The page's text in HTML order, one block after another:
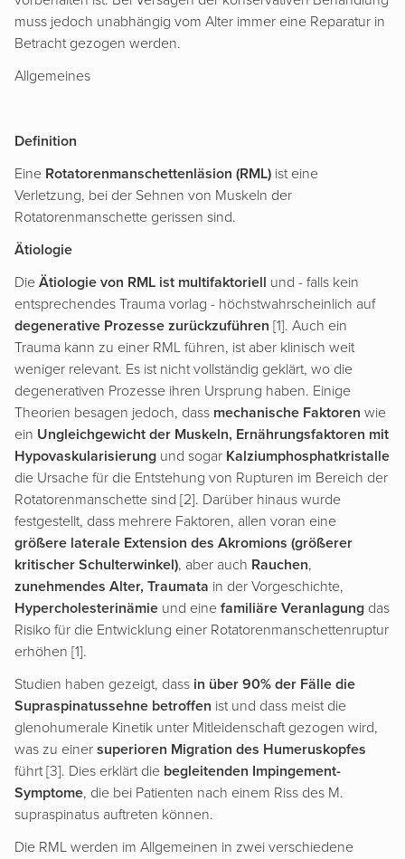
muss jedoch unabhängig vom Alter immer eine Reparatur in
Betracht gezogen werden.
Allgemeines
Definition
Eine Rotatorenmanschettenläsion (RML) ist eine
Verletzung, bei der Sehnen von Muskeln der
Rotatorenmanschette gerissen sind.
Ätiologie
Die Ätiologie von RML ist multifaktoriell und - falls kein
entsprechendes Trauma vorlag - höchstwahrscheinlich auf
degenerative Prozesse zurückzuführen [1]. Auch ein
Trauma kann zu einer RML führen, ist aber klinisch weit
weniger relevant. Es ist nicht vollständig geklärt, wo die
degenerativen Prozesse ihren Ursprung haben. Einige
Theorien besagen jedoch, dass mechanische Faktoren wie
ein Ungleichgewicht der Muskeln, Ernährungsfaktoren mit
Hypovaskularisierung und sogar Kalziumphosphatkristalle
die Ursache für die Entstehung von Rupturen im Bereich der
Rotatorenmanschette sind [2]. Darüber hinaus wurde
festgestellt, dass mehrere Faktoren, allen voran eine
größere laterale Extension des Akromions (größerer
kritischer Schulterwinkel), aber auch Rauchen,
zunehmendes Alter, Traumata in der Vorgeschichte,
Hypercholesterinämie und eine familiäre Veranlagung das
Risiko für die Entwicklung einer Rotatorenmanschettenruptur
erhöhen [1].
Studien haben gezeigt, dass in über 90% der Fälle die
Supraspinatussehne betroffen ist und dass meist die
glenohumerale Kinetik unter Mitleidenschaft gezogen wird,
was zu einer superioren Migration des Humeruskopfes
führt [3]. Dies erklärt die begleitenden Impingement-
Symptome, die bei Patienten nach einem Riss des M.
supraspinatus auftreten können.
Die RML werden im Allgemeinen in zwei verschiedene